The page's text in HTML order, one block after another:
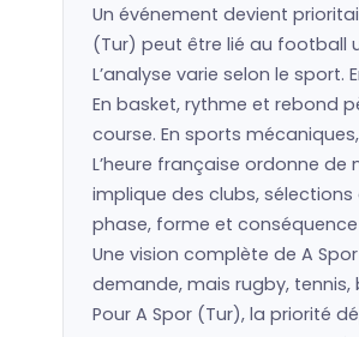
Un événement devient
(Tur) peut être lié au football
L’analyse varie selon le
En basket, rythme et rebond
course. En sports
L’heure française ordonne
implique des clubs,
phase, forme et
Une vision complète de A
demande, mais rugby,
Pour A Spor (Tur), la priorité